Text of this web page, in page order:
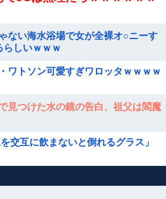
ない海水浴場で女が全裸オ○ニーす
らしいｗｗｗ
ワトソン可愛すぎワロッタｗｗｗｗ
見つけた水の鏡の告白、祖父は閻魔
交互に飲まないと倒れるグラス」
RSS